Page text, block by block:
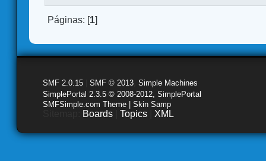
Páginas: [1]
SMF 2.0.15 SMF © 2013 Simple Machines
SimplePortal 2.3.5 © 2008-2012, SimplePortal
SMFSimple.com Theme | Skin Samp
Boards Topics XML